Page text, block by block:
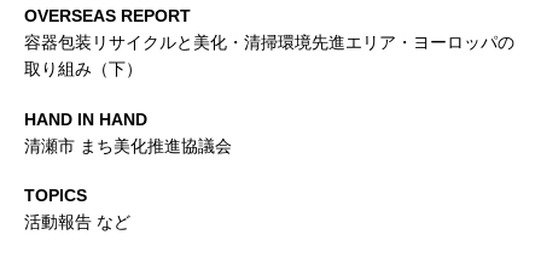
OVERSEAS REPORT
容器包装リサイクルと美化・清掃環境先進エリア・ヨーロッパの
取り組み（下）
HAND IN HAND
清瀬市 まち美化推進協議会
TOPICS
活動報告 など